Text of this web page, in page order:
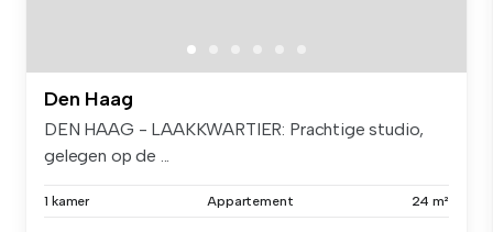
Den Haag
DEN HAAG - LAAKKWARTIER: Prachtige studio,
gelegen op de ...
1 kamer Appartement 24 m²